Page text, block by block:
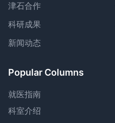
津石合作
科研成果
新闻动态
Popular Columns
就医指南
科室介绍